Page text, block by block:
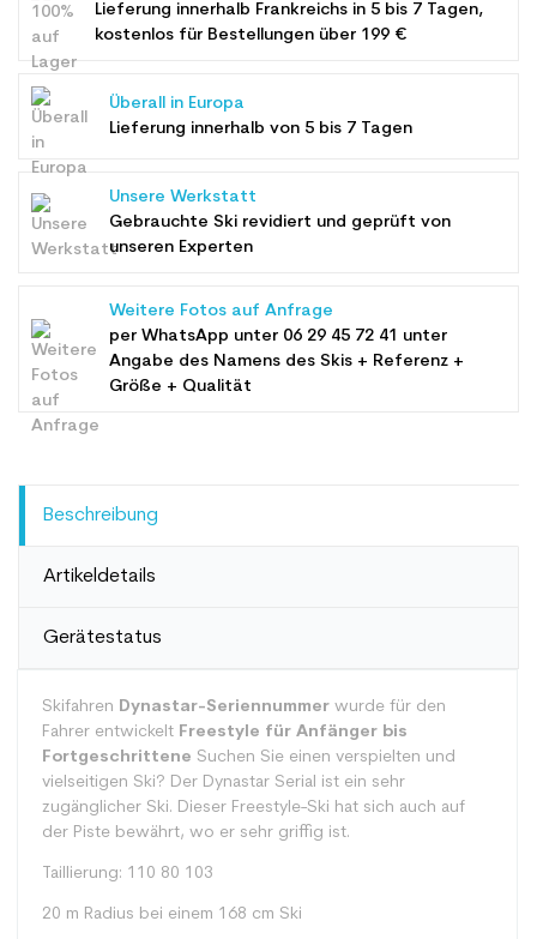
Lieferung innerhalb Frankreichs in 5 bis 7 Tagen,
kostenlos für Bestellungen über 199 €
Überall in Europa
Lieferung innerhalb von 5 bis 7 Tagen
Unsere Werkstatt
Gebrauchte Ski revidiert und geprüft von
unseren Experten
Weitere Fotos auf Anfrage
per WhatsApp unter 06 29 45 72 41 unter
Angabe des Namens des Skis + Referenz +
Größe + Qualität
Beschreibung
Artikeldetails
Gerätestatus
Skifahren Dynastar-Seriennummer wurde für den
Fahrer entwickelt Freestyle für Anfänger bis
Fortgeschrittene Suchen Sie einen verspielten und
vielseitigen Ski? Der Dynastar Serial ist ein sehr
zugänglicher Ski. Dieser Freestyle-Ski hat sich auch auf
der Piste bewährt, wo er sehr griffig ist.
Taillierung: 110 80 103
20 m Radius bei einem 168 cm Ski